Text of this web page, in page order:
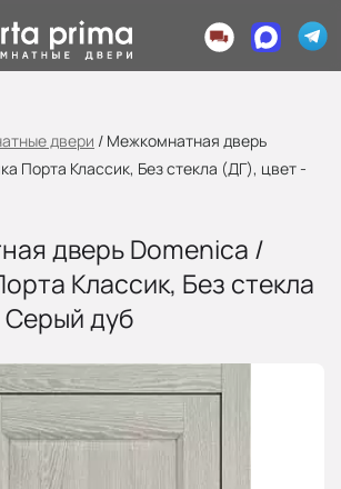
двери / Межкомнатная дверь
Порта Классик, Без стекла (ДГ), цвет -
дверь Domenica /
Классик, Без стекла
дуб